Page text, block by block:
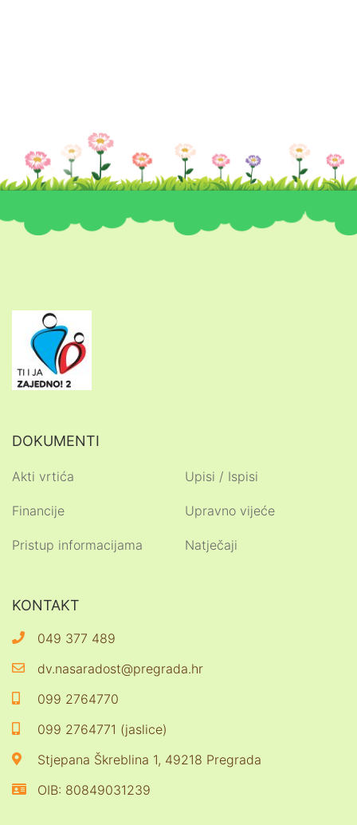
DOKUMENTI
Akti vrtića
Financije
Pristup informacijama
Upisi / Ispisi
Upravno vijeće
Natječaji
KONTAKT
049 377 489
dv.nasaradost@pregrada.hr
099 2764770
099 2764771 (jaslice)
Stjepana Škreblina 1, 49218 Pregrada
OIB: 80849031239